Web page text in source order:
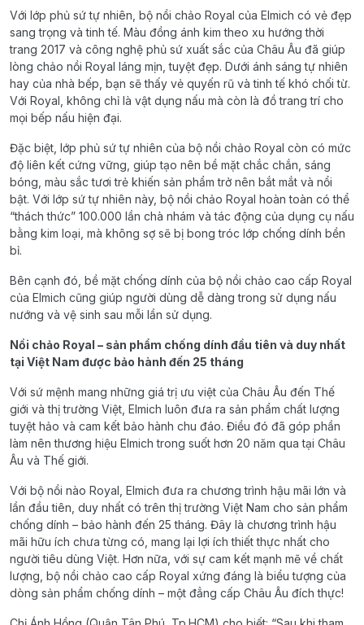
Với lớp phủ sứ tự nhiên, bộ nồi chảo Royal của Elmich có vẻ đẹp
sang trọng và tinh tế. Màu đồng ánh kim theo xu hướng thời
trang 2017 và công nghệ phủ sứ xuất sắc của Châu Âu đã giúp
lòng chảo nồi Royal láng mịn, tuyệt đẹp. Dưới ánh sáng tự nhiên
hay của nhà bếp, bạn sẽ thấy vẻ quyến rũ và tinh tế khó chối từ.
Với Royal, không chỉ là vật dụng nấu mà còn là đồ trang trí cho
mọi bếp nấu hiện đại.
Đặc biệt, lớp phủ sứ tự nhiên của bộ nồi chảo Royal còn có mức
độ liên kết cứng vững, giúp tạo nên bề mặt chắc chắn, sáng
bóng, màu sắc tươi trẻ khiến sản phẩm trở nên bắt mắt và nổi
bật. Với lớp sứ tự nhiên này, bộ nồi chảo Royal hoàn toàn có thể
“thách thức” 100.000 lần chà nhám và tác động của dụng cụ nấu
bằng kim loại, mà không sợ sẽ bị bong tróc lớp chống dính bền
bỉ.
Bên cạnh đó, bề mặt chống dính của bộ nồi chảo cao cấp Royal
của Elmich cũng giúp người dùng dễ dàng trong sử dụng nấu
nướng và vệ sinh sau mỗi lần sử dụng.
Nồi chảo Royal – sản phẩm chống dính đầu tiên và duy nhất
tại Việt Nam được bảo hành đến 25 tháng
Với sứ mệnh mang những giá trị ưu việt của Châu Âu đến Thế
giới và thị trường Việt, Elmich luôn đưa ra sản phẩm chất lượng
tuyệt hảo và cam kết bảo hành chu đáo. Điều đó đã góp phần
làm nên thương hiệu Elmich trong suốt hơn 20 năm qua tại Châu
Âu và Thế giới.
Với bộ nồi nào Royal, Elmich đưa ra chương trình hậu mãi lớn và
lần đầu tiên, duy nhất có trên thị trường Việt Nam cho sản phẩm
chống dính – bảo hành đến 25 tháng. Đây là chương trình hậu
mãi hữu ích chưa từng có, mang lại lợi ích thiết thực nhất cho
người tiêu dùng Việt. Hơn nữa, với sự cam kết mạnh mẽ về chất
lượng, bộ nồi chảo cao cấp Royal xứng đáng là biểu tượng của
dòng sản phẩm chống dính – một đẳng cấp Châu Âu đích thực!